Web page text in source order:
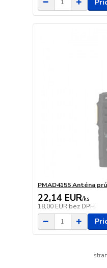
PMAD4155 Anténa
22,14 EUR/ks
18,00 EUR bez DPH